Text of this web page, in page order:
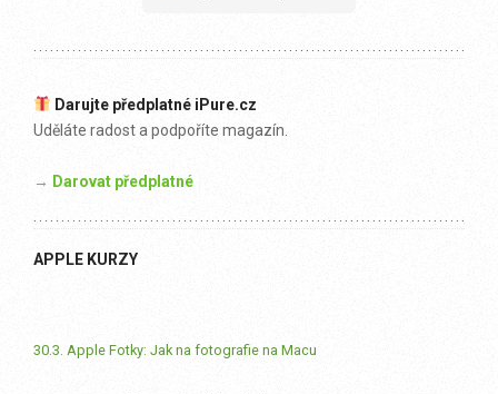
Darujte předplatné iPure.cz
Uděláte radost a podpoříte magazín.
→ Darovat předplatné
APPLE KURZY
30.3. Apple Fotky: Jak na fotografie na Macu